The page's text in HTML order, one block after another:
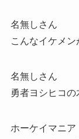
名無しさん
こんなイケメン
名無しさん
勇者ヨシヒコ
ホーケイマニア